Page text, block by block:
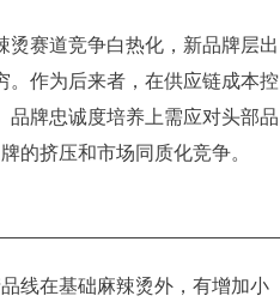
烫赛道竞争白热化，新品牌层出
。作为后来者，在供应链成本控
品牌忠诚度培养上需应对头部品
牌的挤压和市场同质化竞争。
线在基础麻辣烫外，有增加小